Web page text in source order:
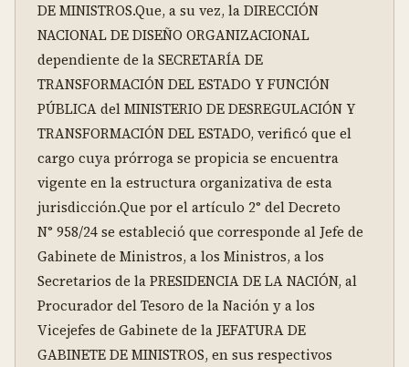
DE MINISTROS.Que, a su vez, la DIRECCIÓN
NACIONAL DE DISEÑO ORGANIZACIONAL
dependiente de la SECRETARÍA DE
TRANSFORMACIÓN DEL ESTADO Y FUNCIÓN
PÚBLICA del MINISTERIO DE DESREGULACIÓN Y
TRANSFORMACIÓN DEL ESTADO, verificó que el
cargo cuya prórroga se propicia se encuentra
vigente en la estructura organizativa de esta
jurisdicción.Que por el artículo 2° del Decreto
N° 958/24 se estableció que corresponde al Jefe de
Gabinete de Ministros, a los Ministros, a los
Secretarios de la PRESIDENCIA DE LA NACIÓN, al
Procurador del Tesoro de la Nación y a los
Vicejefes de Gabinete de la JEFATURA DE
GABINETE DE MINISTROS, en sus respectivos